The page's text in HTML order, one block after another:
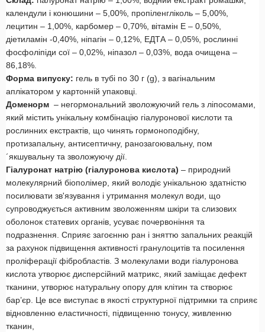
календули і конюшини – 5,00%, пропіленгліколь – 5,00%,
лецитин – 1,00%, карбомер – 0,70%, вітамін Е – 0,50%,
діетиламін -0,40%, ніпагін – 0,12%, ЕДТА – 0,05%, рослинні
фосфоліпіди сої – 0,02%, ніпазол – 0,03%, вода очищена –
86,18%.
Форма випуску: гель в тубі по 30 г (g), з вагінальним
аплікатором у картонній упаковці.
Доменорм – негормональний зволожуючий гель з ліпосомами,
який містить унікальну комбінацію гіалуронової кислоти та
рослинних екстрактів, що чинять гормоноподібну,
протизапальну, антисептичну, ранозагоювальну, пом
´якшувальну та зволожуючу дії.
Гіалуронат натрію (гіалуронова кислота) – природний
молекулярний біополімер, який володіє унікальною здатністю
посилювати зв'язування і утримання молекул води, що
супроводжується активним зволоженням шкіри та слизових
оболонок статевих органів, усуває почервоніння та
подразнення. Сприяє загоєнню ран і зняттю запальних реакцій
за рахунок підвищення активності гранулоцитів та посилення
проліферації фібробластів. З молекулами води гіалуронова
кислота утворює дисперсійний матрикс, який заміщає дефект
тканини, утворює натуральну опору для клітин та створює
бар’єр. Це все виступає в якості структурної підтримки та сприяє
відновленню еластичності, підвищенню тонусу, живленню
тканин,